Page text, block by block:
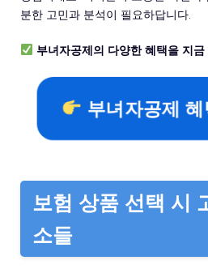
분한 고민과 분석이 필요하답니다.
부녀자공제의 다양한 혜택을 지
부녀자공제 혜
보험 상품 선택 시
소들